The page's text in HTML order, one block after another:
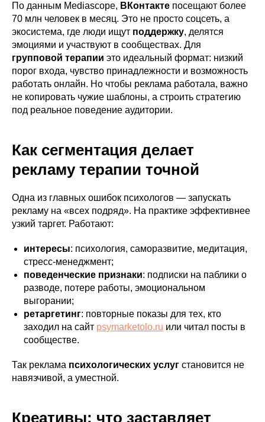
По данным Mediascope, ВКонтакте посещают более
70 млн человек в месяц. Это не просто соцсеть, а
экосистема, где люди ищут поддержку, делятся
эмоциями и участвуют в сообществах. Для
групповой терапии это идеальный формат: низкий
порог входа, чувство принадлежности и возможность
работать онлайн. Но чтобы реклама работала, важно
не копировать чужие шаблоны, а строить стратегию
под реальное поведение аудитории.
Как сегментация делает
рекламу терапии точной
Одна из главных ошибок психологов — запускать
рекламу на «всех подряд». На практике эффективнее
узкий таргет. Работают:
интересы: психология, саморазвитие, медитация,
стресс-менеджмент;
поведенческие признаки: подписки на паблики о
разводе, потере работы, эмоциональном
выгорании;
ретаргетинг: повторные показы для тех, кто
заходил на сайт psymarketolo.ru или читал посты в
сообществе.
Так реклама психологических услуг становится не
навязчивой, а уместной.
Креативы: что заставляет